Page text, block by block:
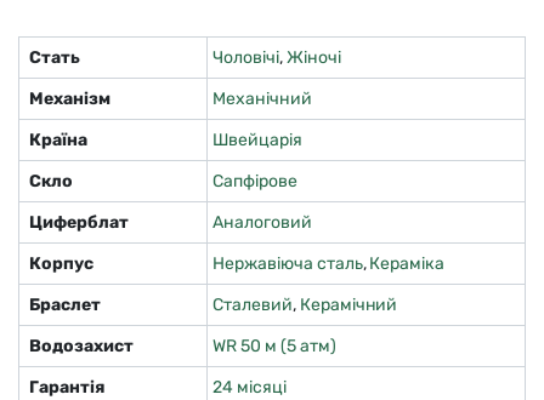
Стать Чоловічі,Жіночі
Механізм
Механічний
Країна
Швейцарія
Скло
Сапфірове
Циферблат
Аналоговий
Корпус
Нержавіюча сталь,Кераміка
Браслет
Сталевий, Керамічний
Водозахист
WR 50 м (5 атм)
Гарантія
24 місяці